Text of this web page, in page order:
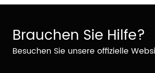
Brauchen Sie Hilfe?
Besuchen Sie unsere offizielle